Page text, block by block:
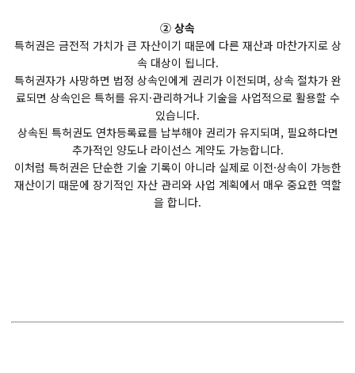
② 상속
특허권은 금전적 가치가 큰 자산이기 때문에 다른 재산과 마찬가지로 상
속 대상이 됩니다.
특허권자가 사망하면 법정 상속인에게 권리가 이전되며, 상속 절차가 완
료되면 상속인은 특허를 유지·관리하거나 기술을 사업적으로 활용할 수
있습니다.
상속된 특허권도 연차등록료를 납부해야 권리가 유지되며, 필요하다면
추가적인 양도나 라이선스 계약도 가능합니다.
이처럼 특허권은 단순한 기술 기록이 아니라 실제로 이전·상속이 가능한
재산이기 때문에 장기적인 자산 관리와 사업 계획에서 매우 중요한 역할
을 합니다.